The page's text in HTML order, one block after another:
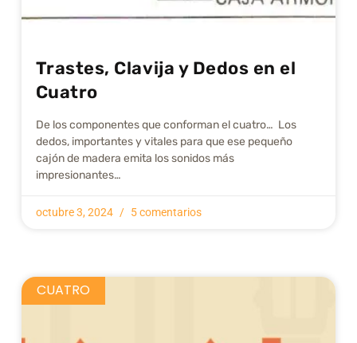
Trastes, Clavija y Dedos en el
Cuatro
De los componentes que conforman el cuatro… Los
dedos, importantes y vitales para que ese pequeño
cajón de madera emita los sonidos más
impresionantes…
octubre 3, 2024 5 comentarios
CUATRO